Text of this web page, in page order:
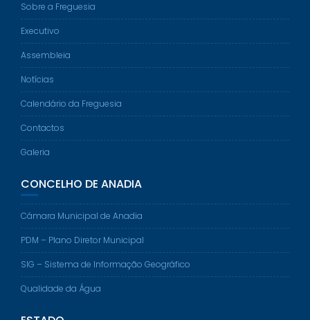
Sobre a Freguesia
Executivo
Assembleia
Notícias
Calendário da Freguesia
Contactos
Galeria
CONCELHO DE ANADIA
Câmara Municipal de Anadia
PDM – Plano Diretor Municipal
SIG – Sistema de Informação Geográfico
Qualidade da Água